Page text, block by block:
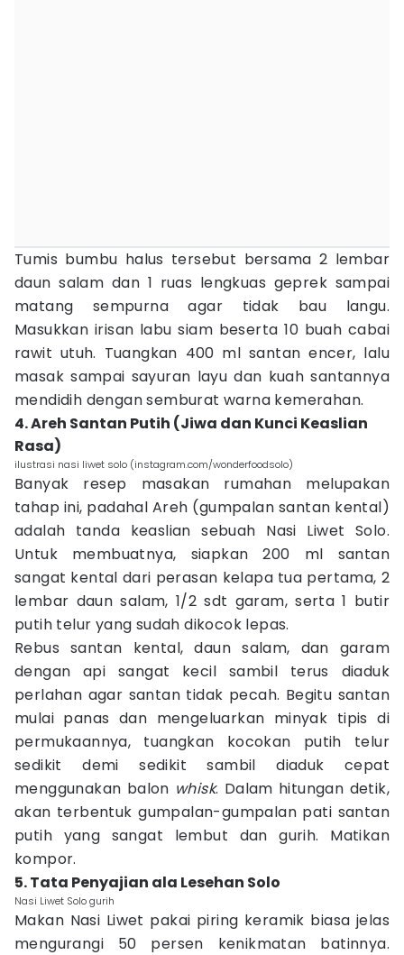
Tumis bumbu halus tersebut bersama 2 lembar
daun salam dan 1 ruas lengkuas geprek sampai
matang sempurna agar tidak bau langu.
Masukkan irisan labu siam beserta 10 buah cabai
rawit utuh. Tuangkan 400 ml santan encer, lalu
masak sampai sayuran layu dan kuah santannya
mendidih dengan semburat warna kemerahan.
4. Areh Santan Putih (Jiwa dan Kunci Keaslian
Rasa)
ilustrasi nasi liwet solo (instagram.com/wonderfoodsolo)
Banyak resep masakan rumahan melupakan
tahap ini, padahal Areh (gumpalan santan kental)
adalah tanda keaslian sebuah Nasi Liwet Solo.
Untuk membuatnya, siapkan 200 ml santan
sangat kental dari perasan kelapa tua pertama, 2
lembar daun salam, 1/2 sdt garam, serta 1 butir
putih telur yang sudah dikocok lepas.
Rebus santan kental, daun salam, dan garam
dengan api sangat kecil sambil terus diaduk
perlahan agar santan tidak pecah. Begitu santan
mulai panas dan mengeluarkan minyak tipis di
permukaannya, tuangkan kocokan putih telur
sedikit demi sedikit sambil diaduk cepat
menggunakan balon whisk. Dalam hitungan detik,
akan terbentuk gumpalan-gumpalan pati santan
putih yang sangat lembut dan gurih. Matikan
kompor.
5. Tata Penyajian ala Lesehan Solo
Nasi Liwet Solo gurih
Makan Nasi Liwet pakai piring keramik biasa jelas
mengurangi 50 persen kenikmatan batinnya.